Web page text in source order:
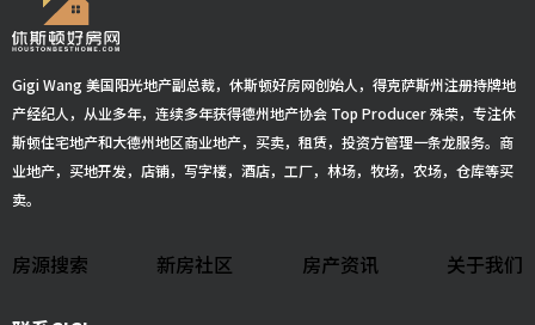
Gigi Wang 美国阳光地产副总裁，休斯顿好房网创始人，得克萨斯州注册持牌地
产经纪人，从业多年，连续多年获得德州地产协会 Top Producer 殊荣，专注休
斯顿住宅地产和大德州地区商业地产，买卖，租赁，投资方管理一条龙服务。商
业地产，买地开发，店铺，写字楼，酒店，工厂，林场，牧场，农场，仓库等买
卖。
房源搜索 新房社区 房产资讯 关于我们